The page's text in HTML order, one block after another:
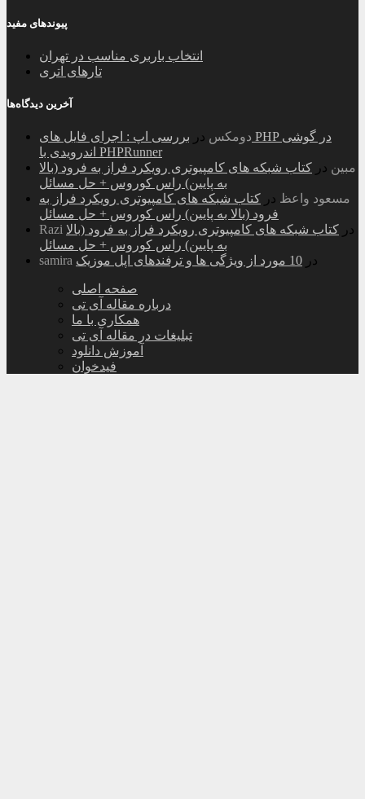
پیوندهای مفید
انتخاب باربری مناسب در تهران
تارهای اتری
آخرین دیدگاه‌ها
دومکس در بررسی اپ : اجرای فایل های PHP در گوشی
اندرویدی با PHPRunner
مبین در کتاب شبکه های کامپیوتری رویکرد فراز به فرود (بالا
به پایین) راس کوروس + حل مسائل
مسعود واعظ در کتاب شبکه های کامپیوتری رویکرد فراز به
فرود (بالا به پایین) راس کوروس + حل مسائل
Razi
در کتاب شبکه های کامپیوتری رویکرد فراز به فرود (بالا
به پایین) راس کوروس + حل مسائل
samira
در 10 مورد از ویژگی ها و ترفندهای اپل موزیک
صفحه اصلی
درباره مقاله آی تی
همکاری با ما
تبلیغات در مقاله آی تی
آموزش دانلود
فیدخوان